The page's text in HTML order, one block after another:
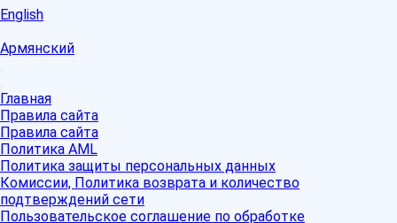
English
Армянский
Главная
Правила сайта
Правила сайта
Политика AML
Политика защиты персональных данных
Комиссии, Политика возврата и количество
подтверждений сети
Пользовательское соглашение по обработке